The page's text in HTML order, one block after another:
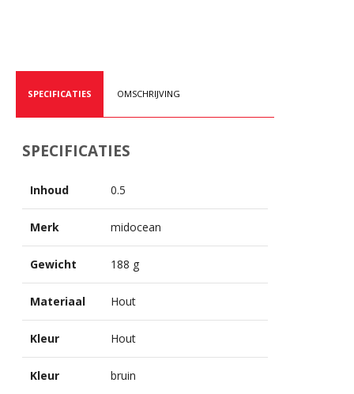
SPECIFICATIES OMSCHRIJVING
SPECIFICATIES
Inhoud 0.5
Merk midocean
Gewicht 188 g
Materiaal Hout
Kleur Hout
Kleur bruin